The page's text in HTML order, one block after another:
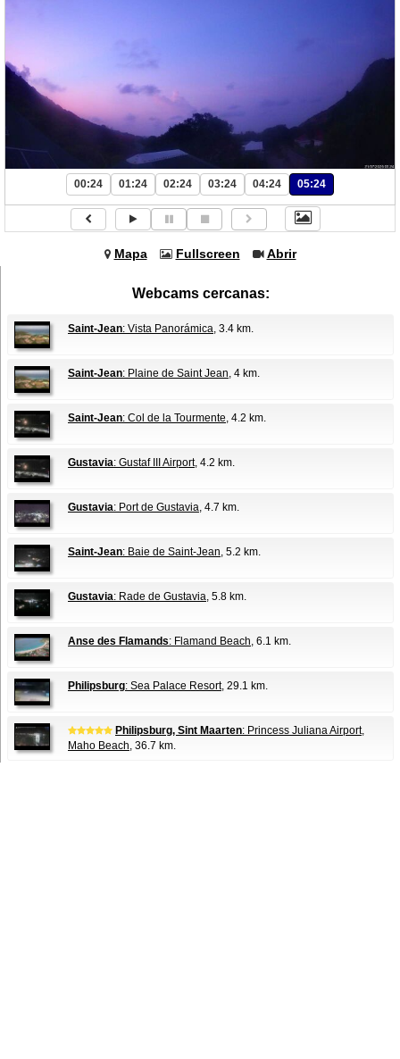
00:24 01:24 02:24 03:24 04:24 05:24
Mapa Fullscreen Abrir
Webcams cercanas:
Saint-Jean: Vista Panorámica, 3.4 km.
Saint-Jean: Plaine de Saint Jean, 4 km.
Saint-Jean: Col de la Tourmente, 4.2 km.
Gustavia: Gustaf III Airport, 4.2 km.
Gustavia: Port de Gustavia, 4.7 km.
Saint-Jean: Baie de Saint-Jean, 5.2 km.
Gustavia: Rade de Gustavia, 5.8 km.
Anse des Flamands: Flamand Beach, 6.1 km.
Philipsburg: Sea Palace Resort, 29.1 km.
Philipsburg, Sint Maarten: Princess Juliana Airport,
Maho Beach, 36.7 km.